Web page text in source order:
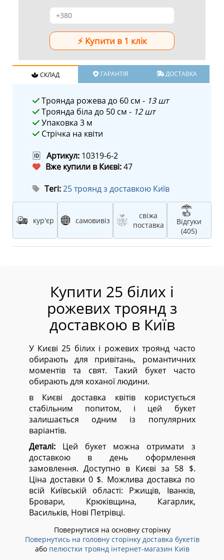
СКЛАД ГАРАНТІЯ ДОСТАВКА
Троянда рожева до 60 см - 13 шт
Троянда біла до 50 см - 12 шт
Упаковка 3 м
Стрічка на квіти
🆔 Артикул: 10319-6-2
Вже купили в Києві:47
Тегі:25 троянд з доставкою Київ
кур'єр самовивіз
свіжа
поставка
Відгуки
(405)
Купити 25 білих і
рожевих троянд з
доставкою в Київ
У Києві 25 білих і рожевих троянд часто
обирають для привітань, романтичних
моментів та свят. Такий букет часто
обирають для коханої людини.
в Києві доставка квітів користується
стабільним попитом, і цей букет
залишається одним із популярних
варіантів.
Деталі:Цей букет можна отримати з
доставкою в день оформлення
замовлення. Доступно в Києві за 58 $.
Ціна доставки 0 $. Можлива доставка по
всій Київській області: Ржищів, Іванків,
Бровари, Крюківщина, Кагарлик,
Васильків, Нові Петрівці.
Повернутися на основну сторінку
Повернутись на головну сторінку доставка букетів
або пелюстки троянд інтернет-магазин Київ